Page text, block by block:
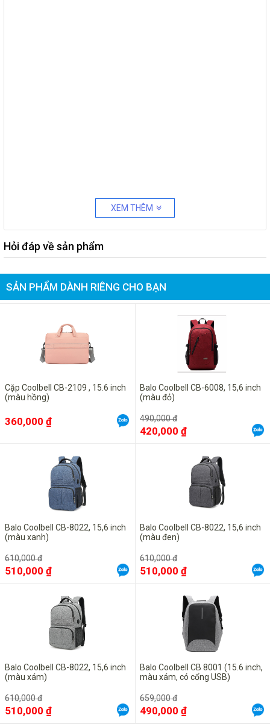
XEM THÊM
Hỏi đáp về sản phẩm
SẢN PHẨM DÀNH RIÊNG CHO BẠN
Cặp Coolbell CB-2109 , 15.6 inch
(màu hồng)
360,000 ₫
Balo Coolbell CB-6008, 15,6 inch
(màu đỏ)
490,000 đ
420,000 ₫
Balo Coolbell CB-8022, 15,6 inch
(màu xanh)
610,000 đ
510,000 ₫
Balo Coolbell CB-8022, 15,6 inch
(màu đen)
610,000 đ
510,000 ₫
Balo Coolbell CB-8022, 15,6 inch
(màu xám)
610,000 đ
510,000 ₫
Balo Coolbell CB 8001 (15.6 inch,
màu xám, có cổng USB)
659,000 đ
490,000 ₫